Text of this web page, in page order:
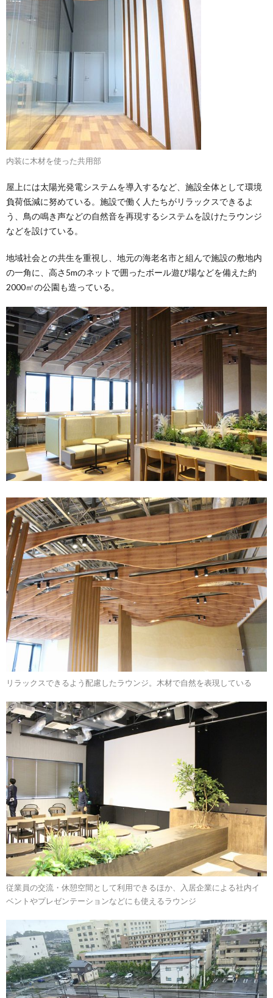
内装に木材を使った共用部
屋上には太陽光発電システムを導入するなど、施設全体として環境
負荷低減に努めている。施設で働く人たちがリラックスできるよ
う、鳥の鳴き声などの自然音を再現するシステムを設けたラウンジ
などを設けている。
地域社会との共生を重視し、地元の海老名市と組んで施設の敷地内
の一角に、高さ5mのネットで囲ったボール遊び場などを備えた約
2000㎡の公園も造っている。
リラックスできるよう配慮したラウンジ。木材で自然を表現している
従業員の交流・休憩空間として利用できるほか、入居企業による社内イ
ベントやプレゼンテーションなどにも使えるラウンジ